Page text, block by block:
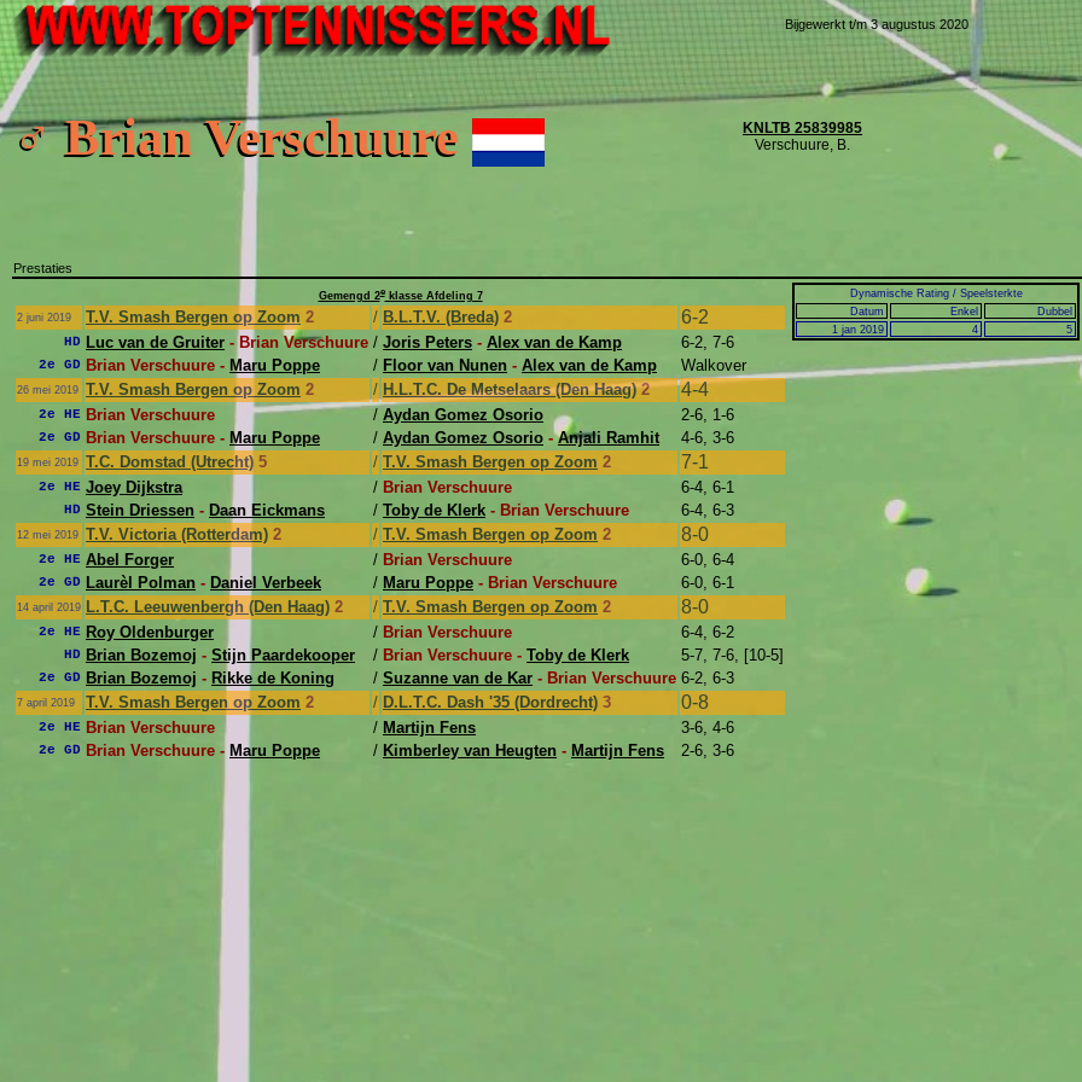
Bijgewerkt t/m 3 augustus 2020
♂ Brian Verschuure
KNLTB 25839985
Verschuure, B.
Prestaties
Gemengd 2eklasse Afdeling 7
2 juni 2019
T.V. Smash Bergen op Zoom 2 / B.L.T.V. (Breda) 2 6-2
HD Luc van de Gruiter - Brian Verschuure / Joris Peters - Alex van de Kamp 6-2, 7-6
2e GD Brian Verschuure - Maru Poppe / Floor van Nunen - Alex van de Kamp Walkover
26 mei 2019 T.V. Smash Bergen op Zoom 2 / H.L.T.C. De Metselaars (Den Haag)2 4-4
2e HE Brian Verschuure / Aydan Gomez Osorio 2-6, 1-6
2e GD Brian Verschuure - Maru Poppe / Aydan Gomez Osorio -Anjali Ramhit 4-6, 3-6
19 mei 2019 T.C. Domstad (Utrecht) 5 / T.V. Smash Bergen op Zoom 2 7-1
2e HE Joey Dijkstra / Brian Verschuure 6-4, 6-1
HD Stein Driessen - Daan Eickmans / Toby de Klerk - Brian Verschuure 6-4, 6-3
12 mei 2019 T.V. Victoria (Rotterdam) 2 / T.V. Smash Bergen op Zoom 2 8-0
2e HE Abel Forger / Brian Verschuure 6-0, 6-4
2e GD Laurèl Polman - Daniel Verbeek / Maru Poppe - Brian Verschuure 6-0, 6-1
14 april 2019 L.T.C. Leeuwenbergh (Den Haag) 2 / T.V. Smash Bergen op Zoom 2 8-0
2e HE Roy Oldenburger / Brian Verschuure 6-4, 6-2
HD Brian Bozemoj - Stijn Paardekooper / Brian Verschuure - Toby de Klerk 5-7, 7-6, [10-5]
2e GD Brian Bozemoj - Rikke de Koning / Suzanne van de Kar - Brian Verschuure 6-2, 6-3
7 april 2019 T.V. Smash Bergen op Zoom 2 / D.L.T.C. Dash '35 (Dordrecht) 3 0-8
2e HE Brian Verschuure / Martijn Fens 3-6, 4-6
2e GD Brian Verschuure - Maru Poppe / Kimberley van Heugten - Martijn Fens 2-6, 3-6
Dynamische Rating / Speelsterkte
Datum
Enkel
Dubbel
1 jan 2019
4 5